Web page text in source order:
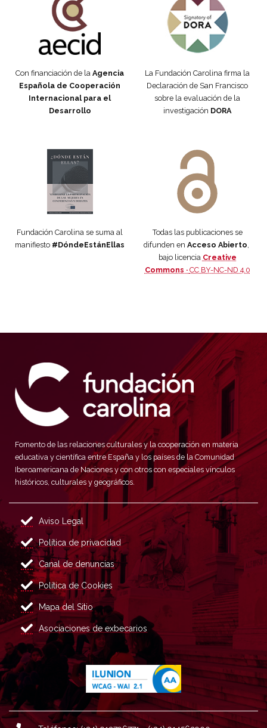
Con financiación de la Agencia
Española de Cooperación
Internacional para el
Desarrollo
La Fundación Carolina firma la
Declaración de San Francisco
sobre la evaluación de la
investigación DORA
Fundación Carolina se suma al
manifiesto #DóndeEstánEllas
Todas las publicaciones se
difunden en Acceso Abierto,
bajo licencia Creative
Commons · CC BY-NC-ND 4.0
Fomento de las relaciones culturales y la cooperación en materia
educativa y científica entre España y los países de la Comunidad
Iberoamericana de Naciones y con otros con especiales vínculos
históricos, culturales y geográficos.
Aviso Legal
Política de privacidad
Canal de denuncias
Política de Cookies
Mapa del Sitio
Asociaciones de exbecarios